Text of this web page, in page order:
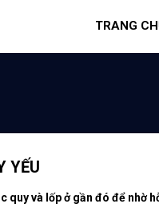
TRANG
YẾU
quy và lốp ở gần đó để nhờ